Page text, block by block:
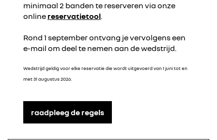
minimaal 2 banden te reserveren via onze
online reservatietool.
Rond 1 september ontvang je vervolgens een
e-mail om deel te nemen aan de wedstrijd.
Wedstrijd geldig voor elke reservatie die wordt uitgevoerd van 1 juni tot en
met 31 augustus 2026.
raadpleeg de regels